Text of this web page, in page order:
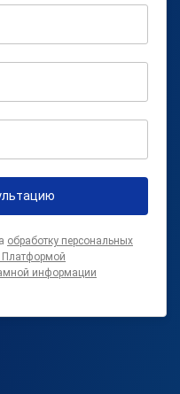
обработку персональных
Платформой
информации